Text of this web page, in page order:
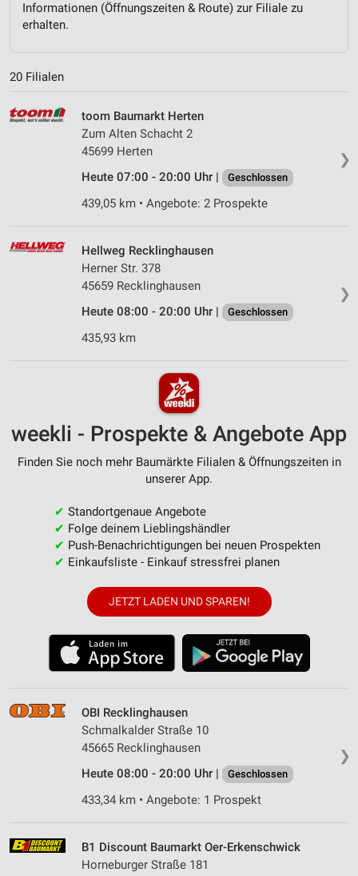
Informationen (Öffnungszeiten & Route) zur Filiale zu
erhalten.
20 Filialen
❯
toom Baumarkt Herten
Zum Alten Schacht 2
45699 Herten
Heute 07:00 - 20:00 Uhr |
Geschlossen
439,05 km • Angebote: 2 Prospekte
❯
Hellweg Recklinghausen
Herner Str. 378
45659 Recklinghausen
Heute 08:00 - 20:00 Uhr |
Geschlossen
435,93 km
weekli - Prospekte & Angebote App
Finden Sie noch mehr Baumärkte Filialen & Öffnungszeiten in
unserer App.
✔ Standortgenaue Angebote
✔ Folge deinem Lieblingshändler
✔ Push-Benachrichtigungen bei neuen Prospekten
✔ Einkaufsliste - Einkauf stressfrei planen
JETZT LADEN UND SPAREN!
❯
OBI Recklinghausen
Schmalkalder Straße 10
45665 Recklinghausen
Heute 08:00 - 20:00 Uhr |
Geschlossen
433,34 km • Angebote: 1 Prospekt
B1 Discount Baumarkt Oer-Erkenschwick
Horneburger Straße 181